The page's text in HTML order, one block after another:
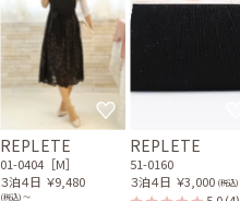
REPLETE
01-0404［M］
３泊４日 ￥9,480
(税込) 〜
REPLETE
51-0160
３泊４日 ￥3,000 (税込)